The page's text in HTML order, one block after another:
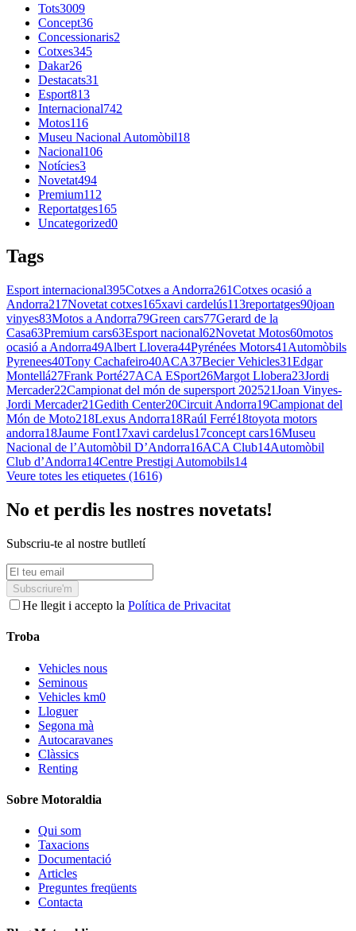
Tots3009
Concept36
Concessionaris2
Cotxes345
Dakar26
Destacats31
Esport813
Internacional742
Motos116
Museu Nacional Automòbil18
Nacional106
Notícies3
Novetat494
Premium112
Reportatges165
Uncategorized0
Tags
Esport internacional395Cotxes a Andorra261Cotxes ocasió a
Andorra217Novetat cotxes165xavi cardelús113reportatges90joan
vinyes83Motos a Andorra79Green cars77Gerard de la
Casa63Premium cars63Esport nacional62Novetat Motos60motos
ocasió a Andorra49Albert Llovera44Pyrénées Motors41 Automòbils
Pyrenees40Tony Cachafeiro40ACA37Becier Vehicles31Edgar
Montellá27Frank Porté27ACA ESport26Margot Llobera23Jordi
Mercader22Campionat del món de supersport 202521Joan Vinyes-
Jordi Mercader21Gedith Center20Circuit Andorra19Campionat del
Món de Moto218Lexus Andorra18Raúl Ferré18toyota motors
andorra18Jaume Font17xavi cardelus17concept cars16Museu
Nacional de l’Automòbil D’Andorra16ACA Club14Automòbil
Club d’Andorra14Centre Prestigi Automobils14
Veure totes les etiquetes (1616)
No et perdis les nostres novetats!
Subscriu-te al nostre butlletí
Subscriure'm
He llegit i accepto la Política de Privacitat
Troba
Vehicles nous
Seminous
Vehicles km0
Lloguer
Segona mà
Autocaravanes
Clàssics
Renting
Sobre Motoraldia
Qui som
Taxacions
Documentació
Articles
Preguntes freqüents
Contacta